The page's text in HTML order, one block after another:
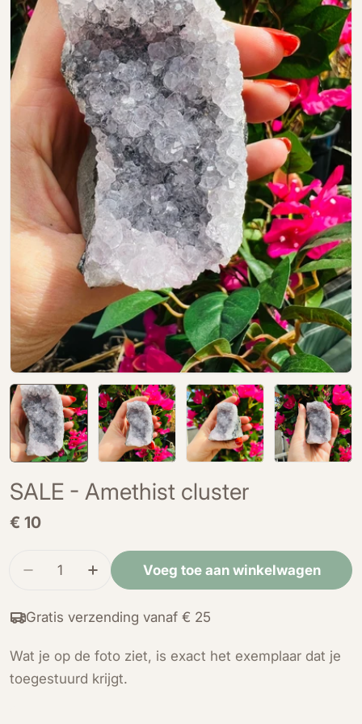
Open media 0 in modal
SALE - Amethist cluster
Normale
€ 10
Hoeveelheid
Verminder de hoeveelheid voor SALE -
Verhoog de hoeveelheid voor SALE -
Voeg toe aan winkelwagen
Gratis verzending vanaf € 25
Wat je op de foto ziet, is exact het exemplaar dat je
toegestuurd krijgt.